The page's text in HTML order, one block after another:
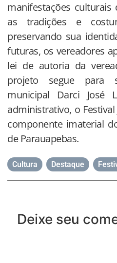
manifestações
as tradições e
preservando sua
futuras, os vereadores
lei de autoria da
projeto segue para
municipal Darci José
administrativo, o
componente imaterial
de Parauapebas.
Cultura Destaque
Deixe seu